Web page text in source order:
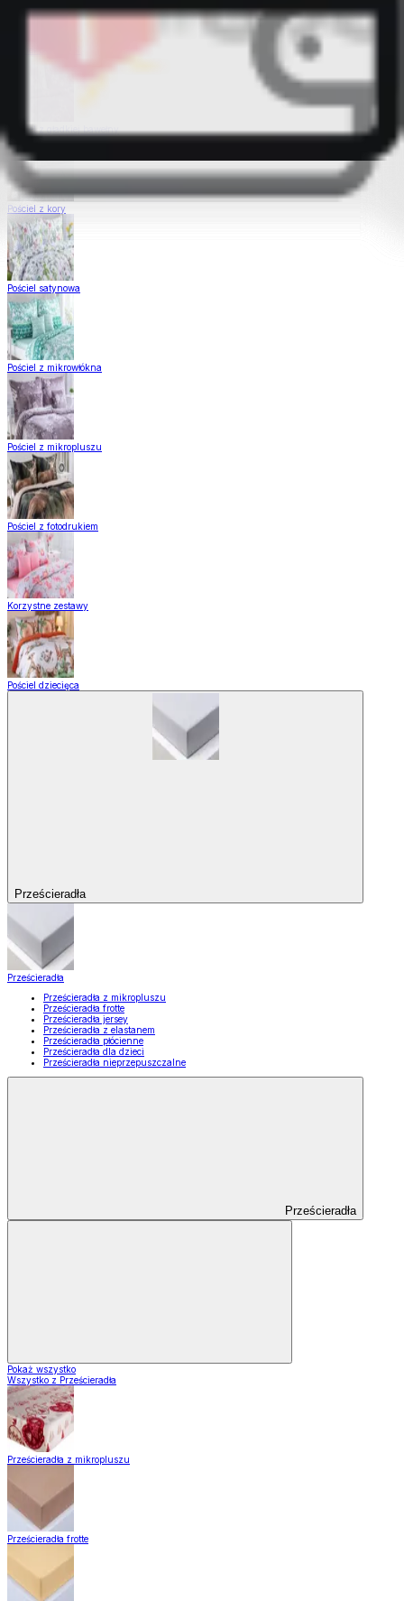
Pościel z gładkiej bawełny
Pościel z kory
Pościel satynowa
Pościel z mikrowłókna
Pościel z mikropluszu
Pościel z fotodrukiem
Korzystne zestawy
Pościel dziecięca
Prześcieradła
Prześcieradła
Prześcieradła z mikropluszu
Prześcieradła frotte
Prześcieradła jersey
Prześcieradła z elastanem
Prześcieradła płócienne
Prześcieradła dla dzieci
Prześcieradła nieprzepuszczalne
Prześcieradła
Pokaż wszystko
Wszystko z Prześcieradła
Prześcieradła z mikropluszu
Prześcieradła frotte